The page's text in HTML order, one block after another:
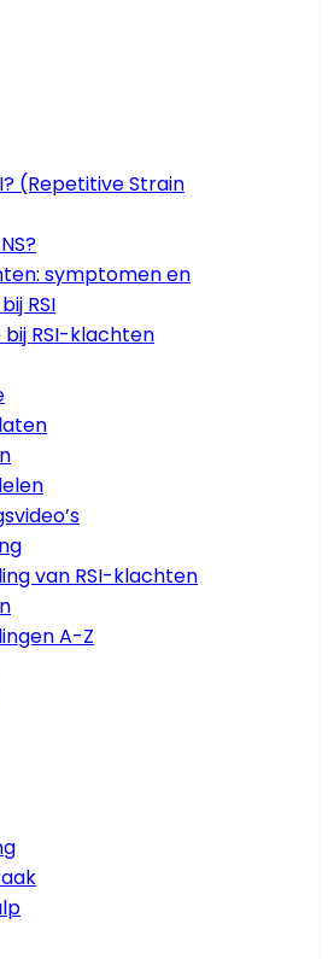
(Repetitive Strain
symptomen en
RSI
bij RSI-klachten
van RSI-klachten
A-Z